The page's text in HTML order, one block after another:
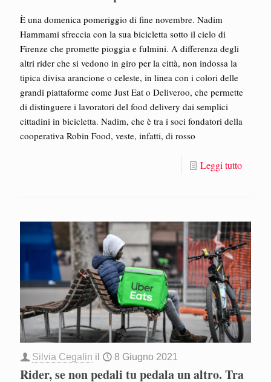
È una domenica pomeriggio di fine novembre. Nadim
Hammami sfreccia con la sua bicicletta sotto il cielo di
Firenze che promette pioggia e fulmini. A differenza degli
altri rider che si vedono in giro per la città, non indossa la
tipica divisa arancione o celeste, in linea con i colori delle
grandi piattaforme come Just Eat o Deliveroo, che permette
di distinguere i lavoratori del food delivery dai semplici
cittadini in bicicletta. Nadim, che è tra i soci fondatori della
cooperativa Robin Food, veste, infatti, di rosso
Leggi tutto
Silvia Cegalin il 8 Giugno 2021
Rider, se non pedali tu pedala un altro. Tra